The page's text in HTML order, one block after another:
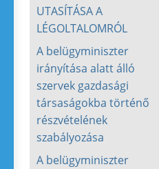
UTASÍTÁSA A
LÉGOLTALOMRÓL
A belügyminiszter
irányítása alatt álló
szervek gazdasági
társaságokba történő
részvételének
szabályozása
A belügyminiszter